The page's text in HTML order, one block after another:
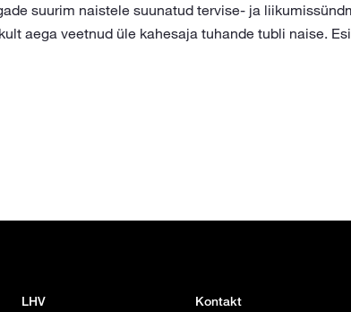
suurim naistele suunatud tervise- ja
aega veetnud üle kahesaja tuhande tubli naise.
LHV
Kontakt